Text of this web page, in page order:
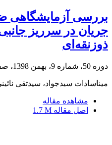
بررسی
جریان در سرریز جانبی
ذوزنقه‌ای
دوره 50، شماره 9، بهمن 1398، صفحه
میناسادات سیدجواد، سیدتقی
مشاهده مقاله
اصل مقاله 1.7 M